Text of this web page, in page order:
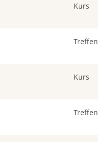
Kurs
Treffen
Kurs
Treffen